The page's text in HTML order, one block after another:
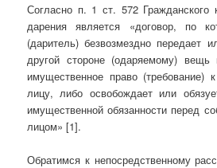
Согласно п. 1 ст. 572 Гражданского
дарения является «договор, по
(даритель) безвозмездно передает
другой стороне (одаряемому) вещь
имущественное право (требование)
лицу, либо освобождает или
имущественной обязанности перед
лицом» [1].
Обратимся к непосредственному